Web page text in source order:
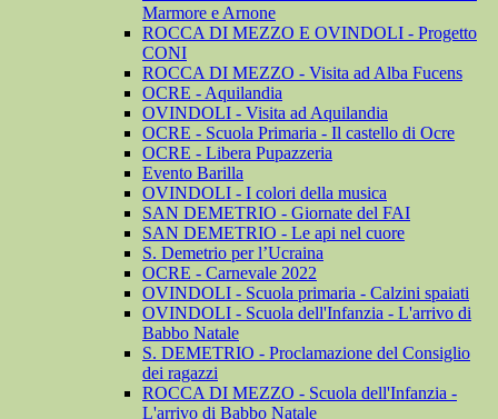
Marmore e Arnone
ROCCA DI MEZZO E OVINDOLI - Progetto
CONI
ROCCA DI MEZZO - Visita ad Alba Fucens
OCRE - Aquilandia
OVINDOLI - Visita ad Aquilandia
OCRE - Scuola Primaria - Il castello di Ocre
OCRE - Libera Pupazzeria
Evento Barilla
OVINDOLI - I colori della musica
SAN DEMETRIO - Giornate del FAI
SAN DEMETRIO - Le api nel cuore
S. Demetrio per l’Ucraina
OCRE - Carnevale 2022
OVINDOLI - Scuola primaria - Calzini spaiati
OVINDOLI - Scuola dell'Infanzia - L'arrivo di
Babbo Natale
S. DEMETRIO - Proclamazione del Consiglio
dei ragazzi
ROCCA DI MEZZO - Scuola dell'Infanzia -
L'arrivo di Babbo Natale